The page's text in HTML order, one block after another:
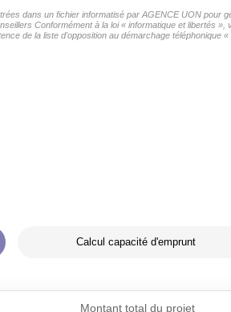
dans un fichier informatisé par AGENCE UON
Conformément à la loi « informatique et
de la liste d'opposition au démarchage téléphonique
Calcul capacité d'emprunt